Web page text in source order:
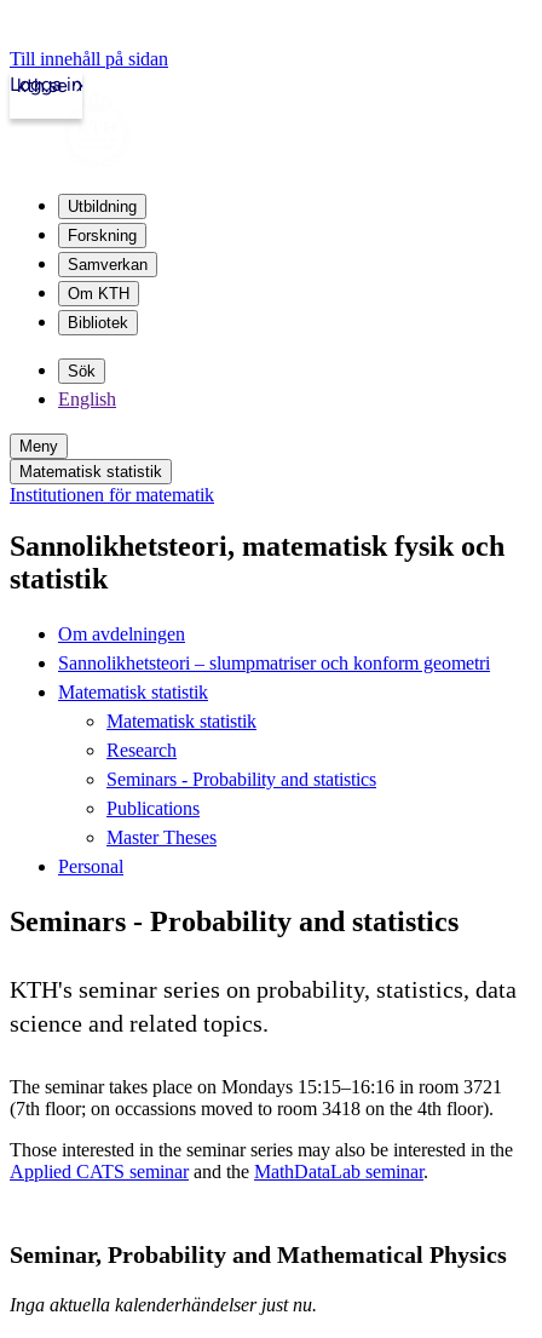
Till innehåll på sidan
kth.se
Logga in
Utbildning
Forskning
Samverkan
Om KTH
Bibliotek
Sök
English
Meny
Matematisk statistik
Institutionen för matematik
Sannolikhetsteori, matematisk fysik och
statistik
Om avdelningen
Sannolikhetsteori – slumpmatriser och konform geometri
Matematisk statistik
Matematisk statistik
Research
Seminars - Probability and statistics
Publications
Master Theses
Personal
Seminars - Probability and statistics
KTH's seminar series on probability, statistics, data
science and related topics.
The seminar takes place on Mondays 15:15–16:16 in room 3721
(7th floor; on occassions moved to room 3418 on the 4th floor).
Those interested in the seminar series may also be interested in the
Applied CATS seminarand the MathDataLab seminar.
Seminar, Probability and Mathematical Physics
Inga aktuella kalenderhändelser just nu.